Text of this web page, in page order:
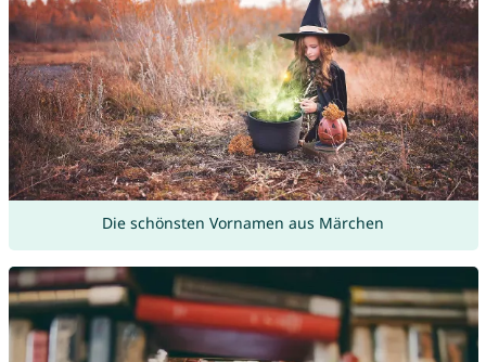
Die schönsten Vornamen aus Märchen